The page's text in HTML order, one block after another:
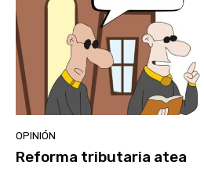
OPINIÓN
Reforma tributaria atea